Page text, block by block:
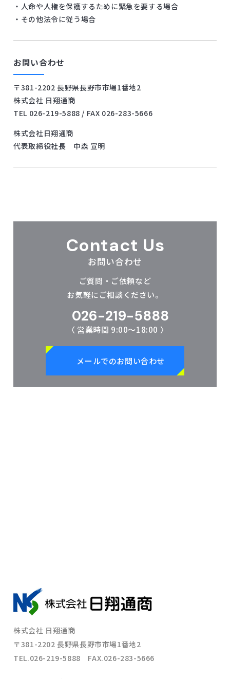
・人命や人権を保護するために緊急を要する場合
・その他法令に従う場合
お問い合わせ
〒381-2202 長野県長野市市場1番地2
株式会社 日翔通商
TEL 026-219-5888 / FAX 026-283-5666
株式会社日翔通商
代表取締役社長 中森 宣明
Contact Us
お問い合わせ
ご質問・ご依頼など
お気軽にご相談ください。
026-219-5888
〈 営業時間 9:00～18:00 〉
メールでのお問い合わせ
株式会社 日翔通商
〒381-2202 長野県長野市市場1番地2
TEL.026-219-5888 FAX.026-283-5666